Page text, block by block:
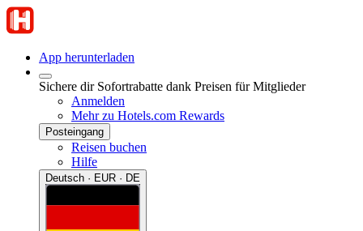
App herunterladen
Sichere dir Sofortrabatte dank Preisen für Mitglieder
Anmelden
Mehr zu Hotels.com Rewards
Posteingang
Reisen buchen
Hilfe
Deutsch · EUR · DE